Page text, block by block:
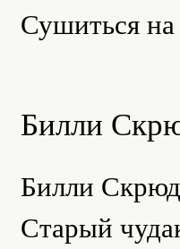
Сушиться
Билли
Билли
Старый